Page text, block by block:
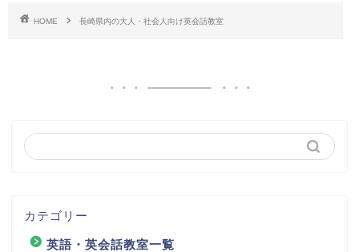
HOME 長崎県内の大人・社会人向け英会話教室
カテゴリー
英語・英会話教室一覧